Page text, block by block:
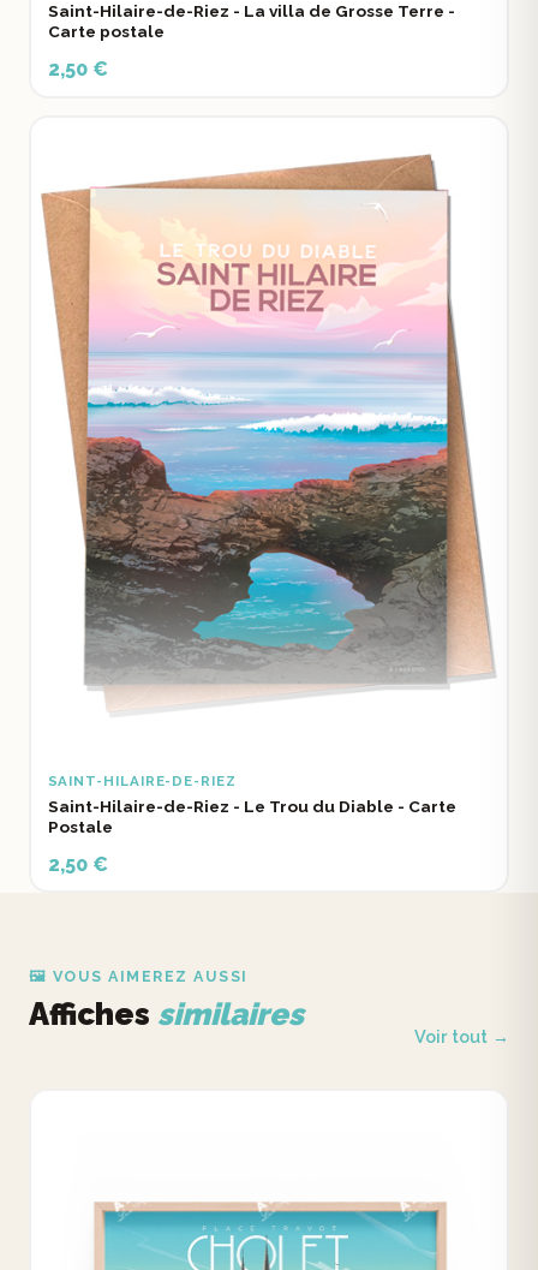
Saint-Hilaire-de-Riez - La villa de Grosse Terre -
Carte postale
2,50 €
SAINT-HILAIRE-DE-RIEZ
Saint-Hilaire-de-Riez - Le Trou du Diable - Carte
Postale
2,50 €
🖼️ VOUS AIMEREZ AUSSI
Affiches similaires
Voir tout →